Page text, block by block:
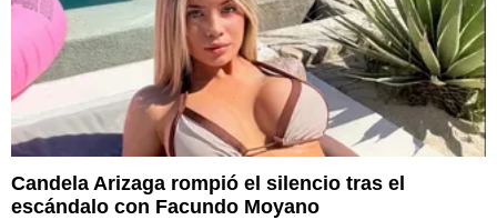
Candela Arizaga rompió el silencio tras el
escándalo con Facundo Moyano